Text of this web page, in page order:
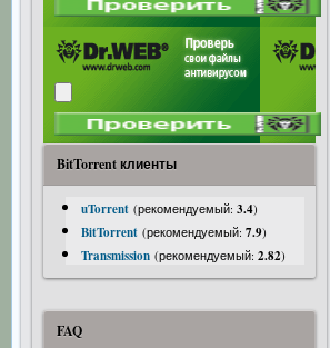
BitTorrent клиенты
uTorrent (рекомендуемый: 3.4)
BitTorrent (рекомендуемый: 7.9)
Transmission (рекомендуемый: 2.82)
FAQ